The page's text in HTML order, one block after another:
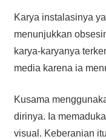
Karya instalasinya
menunjukkan
karya-karyanya
media karena ia
Kusama
dirinya. Ia
visual. Keberanian